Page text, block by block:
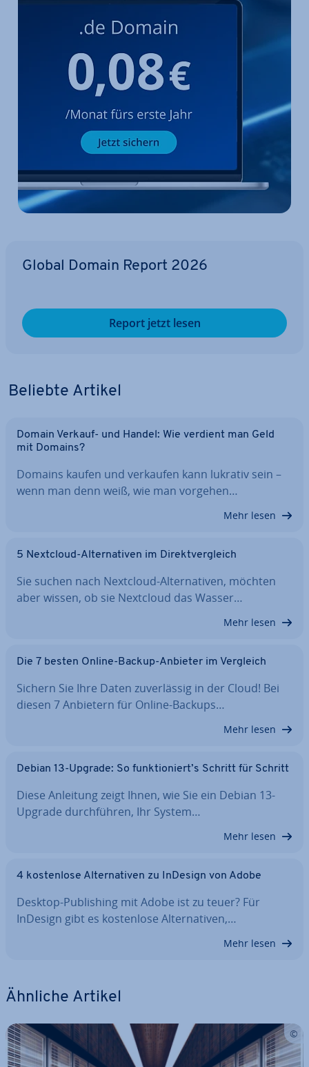
Global Domain Report 2026
Report jetzt lesen
Beliebte Artikel
Domain Verkauf- und Handel: Wie verdient man Geld
mit Domains?
Domains kaufen und verkaufen kann lukrativ sein –
wenn man denn weiß, wie man vorgehen…
Mehr lesen
5 Nextcloud-Al­ter­na­ti­ven im Di­rekt­ver­gleich
Sie suchen nach Nextcloud-Al­ter­na­ti­ven, möchten
aber wissen, ob sie Nextcloud das Wasser…
Mehr lesen
Die 7 besten Online-Backup-Anbieter im Vergleich
Sichern Sie Ihre Daten zu­ver­läs­sig in der Cloud! Bei
diesen 7 Anbietern für Online-Backups…
Mehr lesen
Debian 13-Upgrade: So funk­tio­niert’s Schritt für Schritt
Diese Anleitung zeigt Ihnen, wie Sie ein Debian 13-
Upgrade durch­füh­ren, Ihr System…
Mehr lesen
4 kos­ten­lo­se Al­ter­na­ti­ven zu InDesign von Adobe
Desktop-Pu­bli­shing mit Adobe ist zu teuer? Für
InDesign gibt es kos­ten­lo­se Al­ter­na­ti­ven,…
Mehr lesen
Ähnliche Artikel